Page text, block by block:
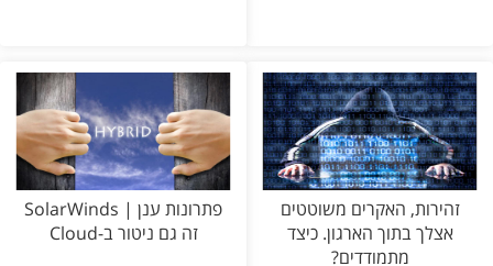
זהירות, האקרים משוטטים
אצלך בתוך הארגון. כיצד
מתמודדים?
פתרונות ענן | SolarWinds
זה גם ניטור ב-Cloud